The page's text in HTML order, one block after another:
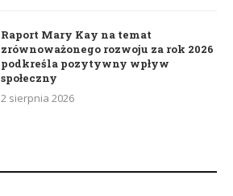
Raport Mary Kay na temat
zrównoważonego rozwoju za rok 2026
podkreśla pozytywny wpływ
społeczny
2 sierpnia 2026